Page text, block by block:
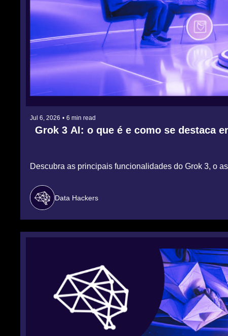
Jul 6, 2026 • 6 min read
Grok 3 AI: o que é e como se destaca
Descubra as principais funcionalidades do Grok 3, o
Data Hackers